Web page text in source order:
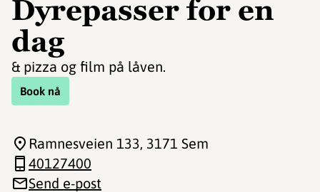
Dyrepasser for en
dag
& pizza og film på låven.
Book nå
Ramnesveien 133, 3171 Sem
40127400
Send e-post